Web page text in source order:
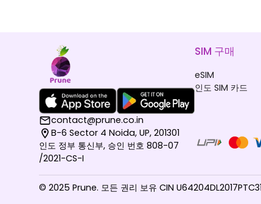
contact@prune.co.in
B-6 Sector 4 Noida, UP, 201301
인도 정부 통신부, 승인 번호 808-07
/2021-CS-I
SIM 구매
eSIM
인도 SIM 카드
© 2025 Prune. 모든 권리 보유 CIN